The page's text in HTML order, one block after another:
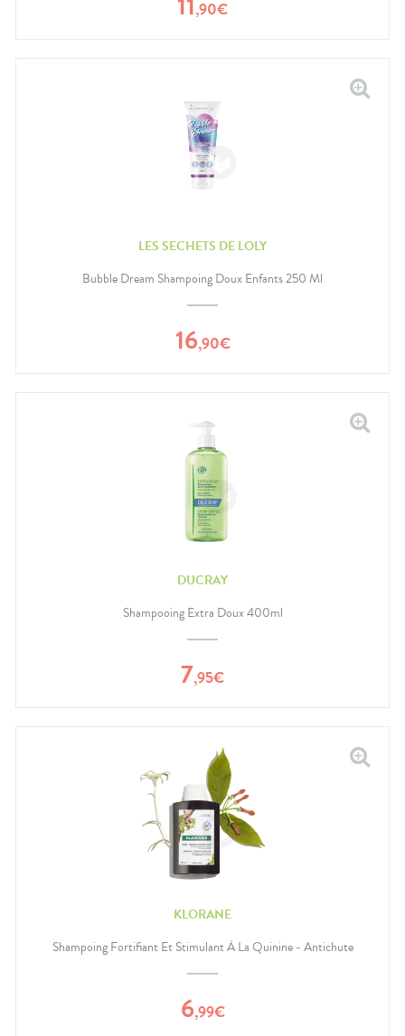
,90€
LES SECHETS DE LOLY
Bubble Dream Shampoing Doux Enfants 250 Ml
16,90€
DUCRAY
Shampooing Extra Doux 400ml
7,95€
KLORANE
Shampoing Fortifiant Et Stimulant À La Quinine - Antichute
6,99€